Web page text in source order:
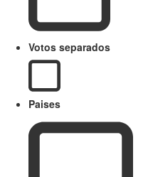
Votos separados
Paises